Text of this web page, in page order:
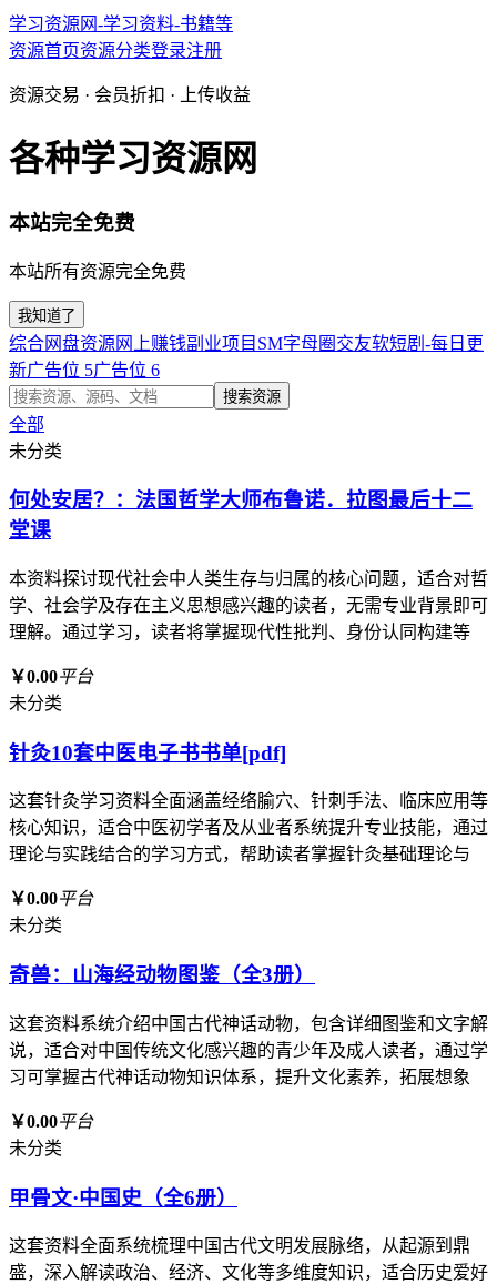
学习资源网-学习资料-书籍等
资源首页资源分类登录注册
资源交易 · 会员折扣 · 上传收益
各种学习资源网
本站完全免费
本站所有资源完全免费
我知道了
综合网盘资源 网上赚钱副业项目 SM字母圈交友软短剧-每日更
新广告位 5广告位 6
搜索资源
全部
未分类
何处安居？：法国哲学大师布鲁诺．拉图最后十二
堂课
本资料探讨现代社会中人类生存与归属的核心问题，适合对哲
学、社会学及存在主义思想感兴趣的读者，无需专业背景即可
理解。通过学习，读者将掌握现代性批判、身份认同构建等
￥0.00平台
未分类
针灸10套中医电子书书单[pdf]
这套针灸学习资料全面涵盖经络腧穴、针刺手法、临床应用等
核心知识，适合中医初学者及从业者系统提升专业技能，通过
理论与实践结合的学习方式，帮助读者掌握针灸基础理论与
￥0.00平台
未分类
奇兽：山海经动物图鉴（全3册）
这套资料系统介绍中国古代神话动物，包含详细图鉴和文字解
说，适合对中国传统文化感兴趣的青少年及成人读者，通过学
习可掌握古代神话动物知识体系，提升文化素养，拓展想象
￥0.00平台
未分类
甲骨文·中国史（全6册）
这套资料全面系统梳理中国古代文明发展脉络，从起源到鼎
盛，深入解读政治、经济、文化等多维度知识，适合历史爱好